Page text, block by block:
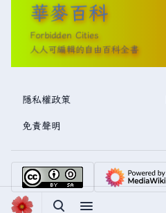
華麥百科
Forbidden Cities
人人可編輯的自由百科全書
隱私權政策
免責聲明